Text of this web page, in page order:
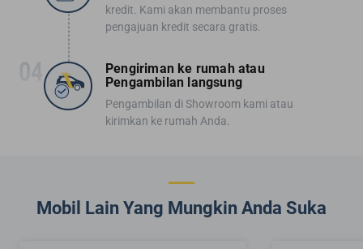
kredit. Kami akan membantu proses
pengajuan kredit secara gratis.
Pengiriman ke rumah atau
Pengambilan langsung
Pengambilan di Showroom kami atau
kirimkan ke rumah Anda.
Mobil Lain Yang Mungkin Anda Suka